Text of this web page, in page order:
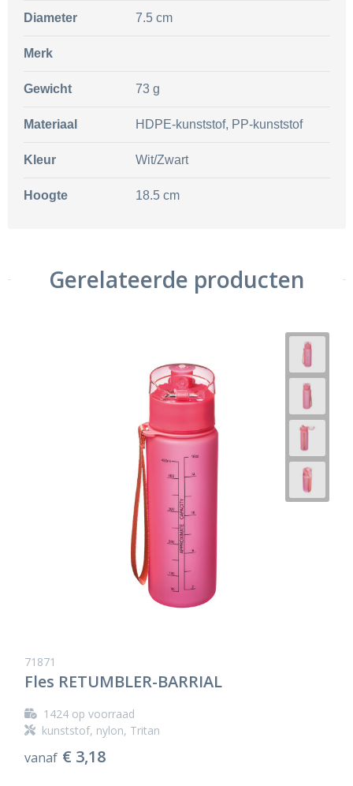
Diameter 7.5 cm
Merk
Gewicht 73 g
Materiaal HDPE-kunststof, PP-kunststof
Kleur Wit/Zwart
Hoogte 18.5 cm
Gerelateerde producten
71871
Fles RETUMBLER-BARRIAL
1424op voorraad
kunststof, nylon, Tritan
vanaf € 3,18